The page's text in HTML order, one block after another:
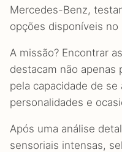
Mercedes-Benz,
opções disponíveis no
A missão? Encontrar
destacam não apenas
pela capacidade de
personalidades e
Após uma análise
sensoriais intensas,